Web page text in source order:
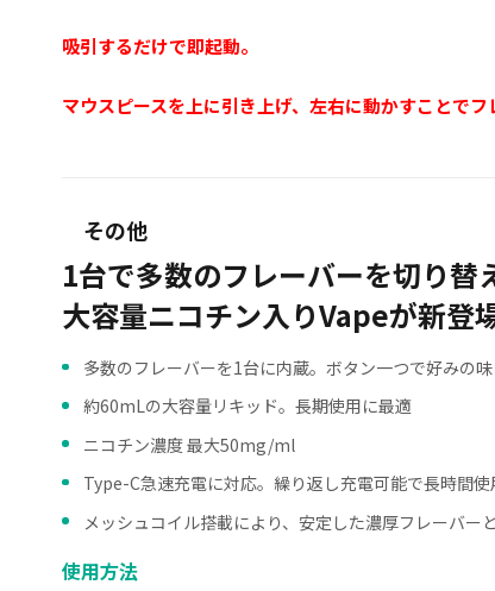
吸引するだけで即起動。
マウスピースを上に引き上げ、左右に動かすことでフ
その他
1台で多数のフレーバーを切り替
大容量ニコチン入りVapeが新登場
多数のフレーバーを1台に内蔵。ボタン一つで好みの
約60mLの大容量リキッド。長期使用に最適
ニコチン濃度 最大50mg/ml
Type-C急速充電に対応。繰り返し充電可能で長時間使
メッシュコイル搭載により、安定した濃厚フレーバー
使用方法